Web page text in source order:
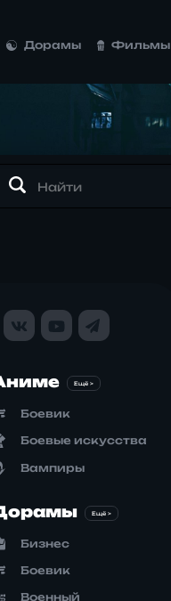
Дорамы Фильмы
Ещё >
Боевик
Боевые искусства
Вампиры
Ещё >
Бизнес
Боевик
Военный